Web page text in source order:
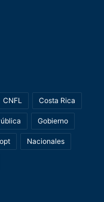
CNFL Costa Rica
Gobierno
Nacionales